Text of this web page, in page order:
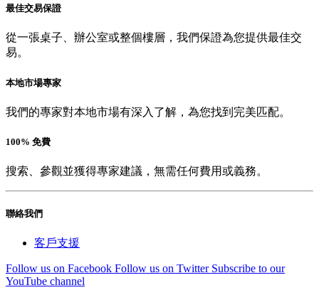
最佳交易保證
從一張桌子、辦公室或整個樓層，我們保證為您提供最佳交
易。
本地市場專家
我們的專家對本地市場有深入了解，為您找到完美匹配。
100% 免費
搜索、參觀並獲得專家建議，無需任何費用或義務。
聯絡我們
客戶支援
Follow us on Facebook Follow us on Twitter Subscribe to our
YouTube channel